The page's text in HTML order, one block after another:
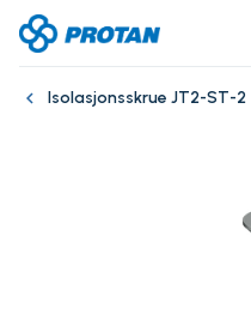
Isolasjonsskrue JT2-ST-2